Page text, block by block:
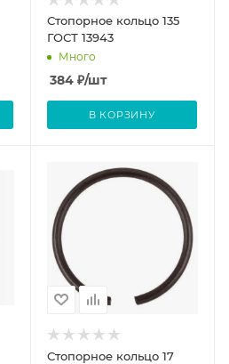
Стопорное кольцо 135
ГОСТ 13943
Много
384₽/шт
В КОРЗИНУ
Стопорное кольцо 17